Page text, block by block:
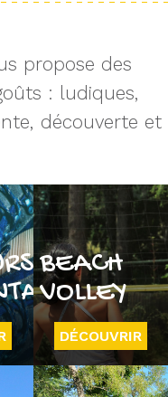
propose des
: ludiques,
découverte et
BEACH
VOLLEY
DÉCOUVRIR